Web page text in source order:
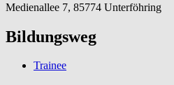
Medienallee 7, 85774 Unterföhring
Bildungsweg
Trainee